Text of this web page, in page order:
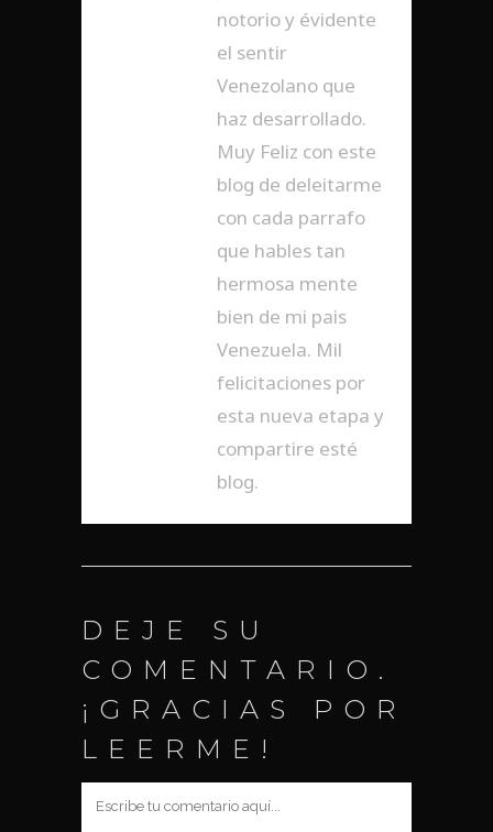
notorio y évidente
el sentir
Venezolano que
haz desarrollado.
Muy Feliz con este
blog de deleitarme
con cada parrafo
que hables tan
hermosa mente
bien de mi pais
Venezuela. Mil
felicitaciones por
esta nueva etapa y
compartire esté
blog.
DEJE SU
COMENTARIO.
¡GRACIAS POR
LEERME!